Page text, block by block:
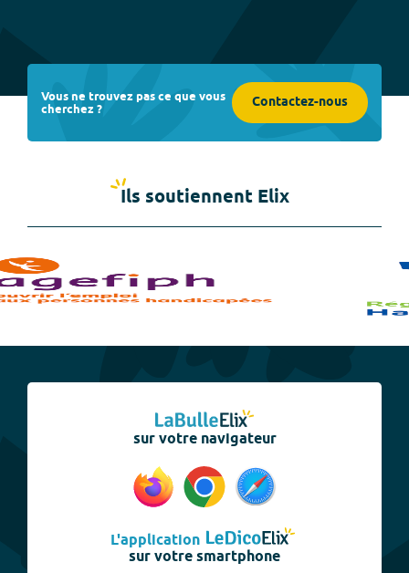
Vous ne trouvez pas ce que vous
cherchez ? Contactez-nous
Ils soutiennent Elix
sur votre navigateur
L'application
sur votre smartphone